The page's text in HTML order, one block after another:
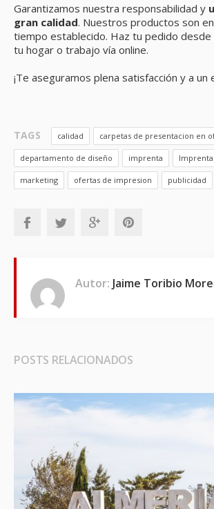
Garantizamos nuestra responsabilidad y
gran calidad. Nuestros productos son
tiempo establecido. Haz tu pedido desde
tu hogar o trabajo vía online.
¡Te aseguramos plena satisfacción y a un
TAGS calidad carpetas de presentacion en
departamento de diseño imprenta
marketing ofertas de impresion publicidad
Autor: Jaime Toribio
POSTS RELACIONADOS